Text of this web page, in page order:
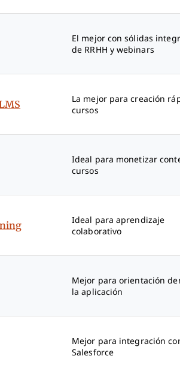
El mejor con sólidas
de RRHH y webinars
La mejor para creación
cursos
Ideal para monetizar
cursos
Ideal para aprendizaje
colaborativo
Mejor para orientación
la aplicación
Mejor para integración
Salesforce